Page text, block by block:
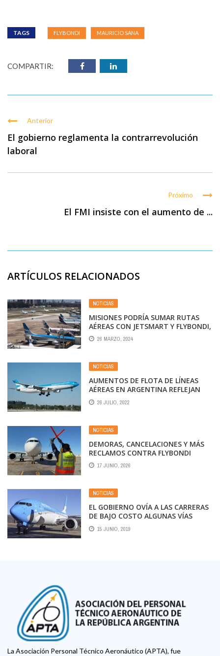
TAGS FLYBONDI MAURICIO SANA
COMPARTIR:
Anterior
El gobierno reglamenta la contrarrevolución
laboral
Próximo
El FMI insiste con el aumento de ...
ARTÍCULOS RELACIONADOS
NOTICIAS
MISIONES PODRÍA SUMAR RUTAS
AÉREAS CON JETSMART Y FLYBONDI,
TRAS LA REDUCCIÓN DE VUELOS DE
LA AEROLÍNEA DE BANDERA
26 MARZO, 2024
NOTICIAS
AUMENTOS DE FLOTA DE LÍNEAS
AÉREAS EN ARGENTINA REFLEJAN
DINAMISMO DEL MERCADO
DOMÉSTICO DEL PAÍS
26 JULIO, 2022
NOTICIAS
DEMORAS, CANCELACIONES Y MÁS
RECLAMOS CONTRA FLYBONDI
17 JUNIO, 2026
NOTICIAS
EL GOBIERNO OVÍA A LAS CARRERAS
DE BAJO COSTO ALGUNAS VÍAS
15 JUNIO, 2019
La Asociación Personal Técnico Aeronáutico (APTA), fue